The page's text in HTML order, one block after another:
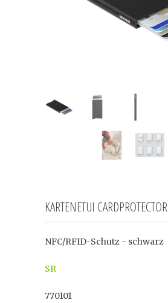
KARTENETUI CARDPROTECTOR
NFC/RFID-Schutz - schwarz
SR
770101